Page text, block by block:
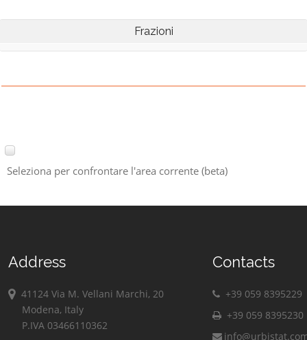
Frazioni
Seleziona per confrontare l'area corrente (beta)
Address
41124 Via M. Vellani Marchi, 20
Modena, Italy
P.IVA 03466110362
Contacts
+39 059 8395229
+39 059 8395230